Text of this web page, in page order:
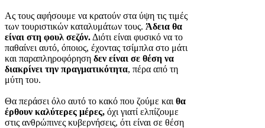
Ας τους αφήσουμε να κρατούν στα ύψη τις τιμές
των τουριστικών καταλυμάτων τους. Άδεια θα
είναι στη φουλ σεζόν. Διότι είναι φυσικό να το
παθαίνει αυτό, όποιος, έχοντας τσίμπλα στο μάτι
και παραπληροφόρηση δεν είναι σε θέση να
διακρίνει την πραγματικότητα, πέρα από τη
μύτη του.
Θα περάσει όλο αυτό το κακό που ζούμε και θα
έρθουν καλύτερες μέρες, όχι γιατί ελπίζουμε
στις ανθρώπινες κυβερνήσεις, ότι είναι σε θέση